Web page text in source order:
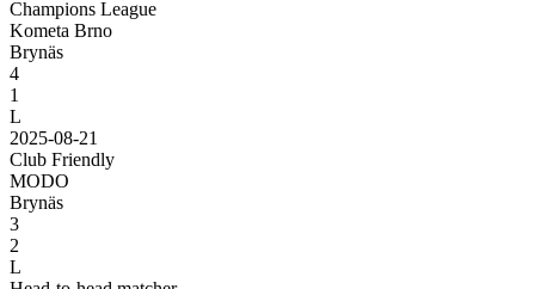
Champions League
Kometa Brno
Brynäs
4
1
L
2025-08-21
Club Friendly
MODO
Brynäs
3
2
L